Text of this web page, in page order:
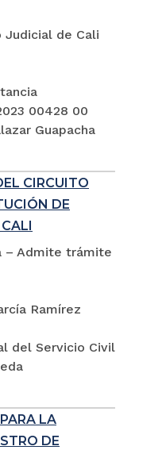
de Cali
00428 00
Guapacha
CIRCUITO
DE
– Admite trámite
Ramírez
del Servicio Civil
LA
DE